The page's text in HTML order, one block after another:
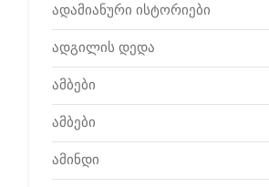
ადამიანური ისტორიები
ადგილის დედა
ამბები
ამბები
ამინდი